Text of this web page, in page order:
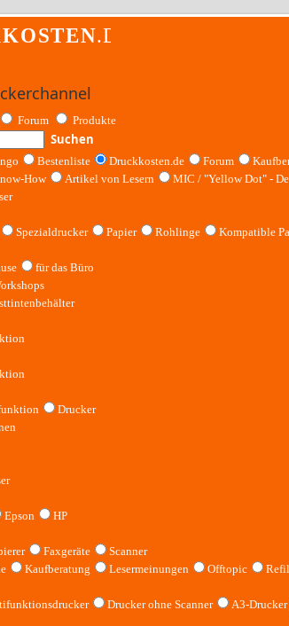
Forum Produkte
Suchen
Bestenliste Druckkosten.de Forum
How Artikel von Lesern MIC / "Yellow Dot" -
Spezialdrucker Papier Rohlinge
Kompatible
für das Büro
Drucker
Epson
HP
Faxgeräte
Scanner
Kaufberatung Lesermeinungen Offtopic
Drucker ohne Scanner A3-